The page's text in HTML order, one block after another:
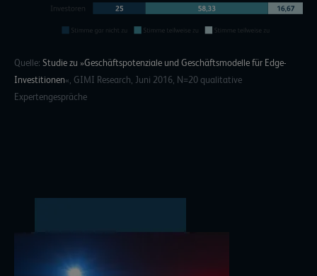
Quelle: Studie zu »Geschäftspotenziale und Geschäftsmodelle für Edge-
Investitionen«, GIMI Research, Juni 2016, N=20 qualitative
Expertengespräche